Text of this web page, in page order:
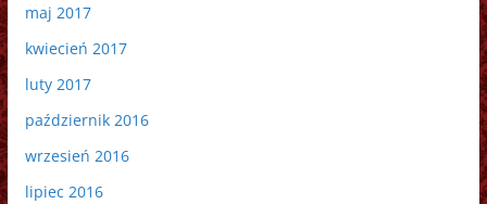
maj 2017
kwiecień 2017
luty 2017
październik 2016
wrzesień 2016
lipiec 2016